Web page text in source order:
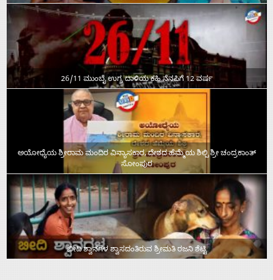
26/11 ಮುಂಬೈ ಉಗ್ರ ದಾಳಿಯ ಕಹಿ ನೆನಪಿಗೆ 12 ವರ್ಷ
ಅಯೋಧ್ಯೆಯ ಶ್ರೀರಾಮ ಮಂದಿರ ವಿನ್ಯಾಸಕಾರ, ದೇಶದ ಹೆಮ್ಮೆಯ ಶಿಲ್ಪಿ ಶ್ರೀ ಚಂದ್ರಕಾಂತ್‌
ಸೋಂಪುರ
ಬೀದಿ ಶ್ವಾನಗಳ ಶ್ವಾಸದಂತಿರುವ ಶ್ರೀಮತಿ ರಜನಿ ಶೆಟ್ಟಿ